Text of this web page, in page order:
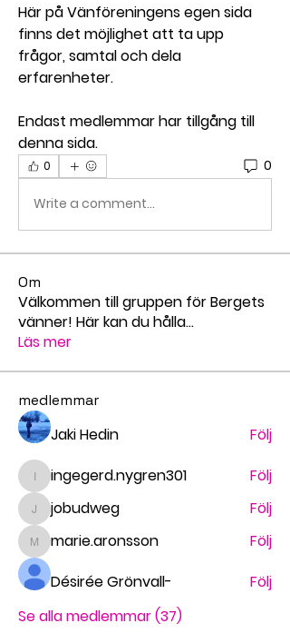
Här på Vänföreningens egen sida
finns det möjlighet att ta upp
frågor, samtal och dela
erfarenheter.
Endast medlemmar har tillgång till
denna sida.
0 0
Write a comment...
Om
Välkommen till gruppen för Bergets
vänner! Här kan du hålla...
Läs mer
medlemmar
Jaki Hedin Följ
ingegerd.nygren301
ingegerd.nygren301 Följ
jobudweg
jobudweg Följ
marie.aronsson
marie.aronsson
Följ
Désirée Grönvall-
Följ
Se alla medlemmar (37)